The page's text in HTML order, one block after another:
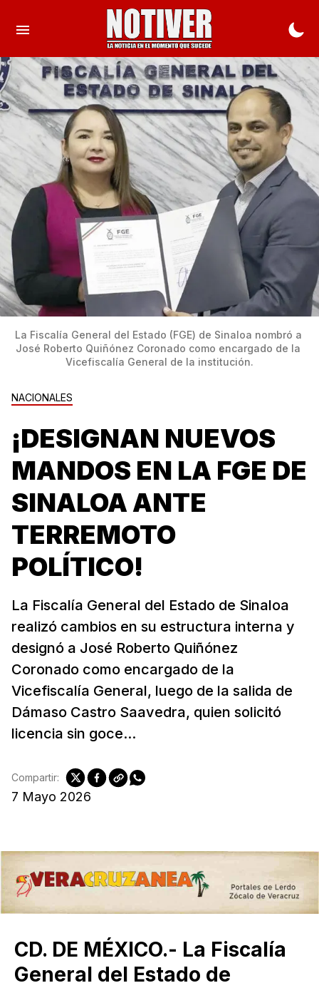
NACIONALES
¡DESIGNAN NUEVOS
MANDOS EN LA FGE DE
SINALOA ANTE
TERREMOTO
POLÍTICO!
La Fiscalía General del Estado de Sinaloa
realizó cambios en su estructura interna y
designó a José Roberto Quiñónez
Coronado como encargado de la
Vicefiscalía General, luego de la salida de
Dámaso Castro Saavedra, quien solicitó
licencia sin goce...
7 Mayo 2026
Compartir:
La Fiscalía General del Estado (FGE) de Sinaloa nombró a
José Roberto Quiñónez Coronado como encargado de la
Vicefiscalía General de la institución.
CD. DE MÉXICO.- La Fiscalía
General del Estado de